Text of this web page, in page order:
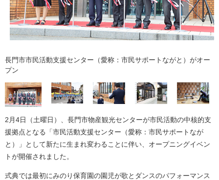
長門市市民活動支援センター（愛称：市民サポートながと）がオー
プン
2月4日（土曜日）、長門市物産観光センターが市民活動の中核的支
援拠点となる「市民活動支援センター（愛称：市民サポートなが
と）」として新たに生まれ変わることに伴い、オープニングイベン
トが開催されました。
式典では最初にみのり保育園の園児が歌とダンスのパフォーマンス